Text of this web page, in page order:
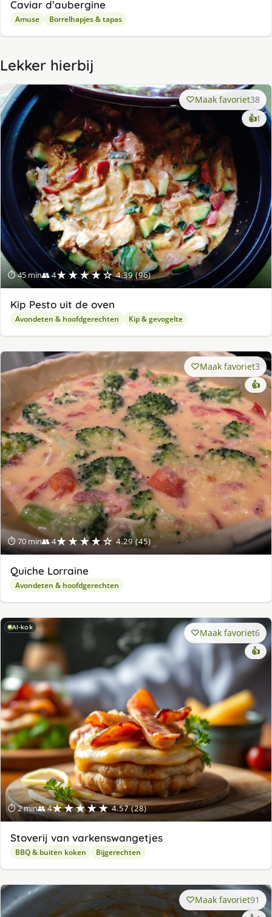
Caviar d’aubergine
Amuse Borrelhapjes & tapas
Lekker hierbij
⏱ 45 min👥 4★★★★☆ 4.39 (96)
Maak favoriet38
👍1
Kip Pesto uit de oven
Avondeten & hoofdgerechten Kip & gevogelte
⏱ 70 min👥 4★★★★☆ 4.29 (45)
Maak favoriet3
👍
Quiche Lorraine
Avondeten & hoofdgerechten
AI-kok
⏱ 2 min👥 4★★★★★ 4.57 (28)
Maak favoriet6
👍
Stoverij van varkenswangetjes
BBQ & buiten koken Bijgerechten
Maak favoriet91